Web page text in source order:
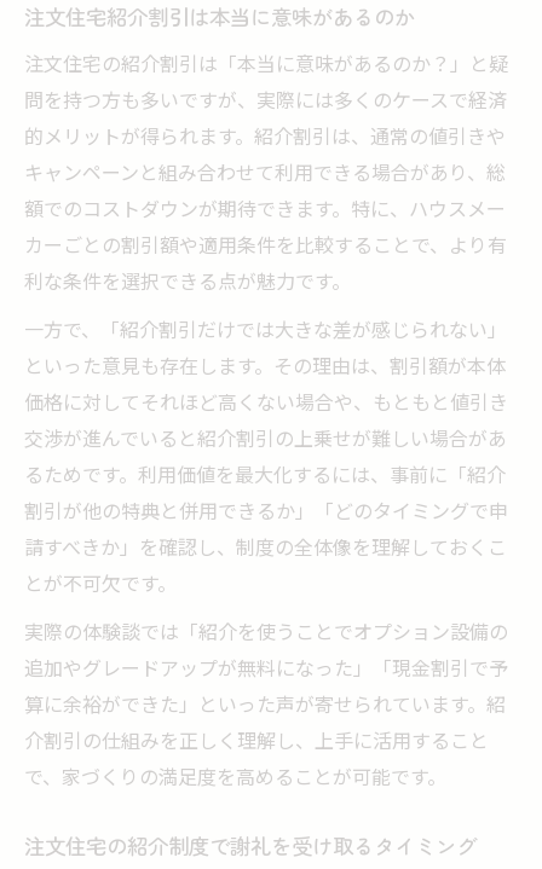
注文住宅紹介割引は本当に意味があるのか
注文住宅の紹介割引は「本当に意味があるのか？」と疑
問を持つ方も多いですが、実際には多くのケースで経済
的メリットが得られます。紹介割引は、通常の値引きや
キャンペーンと組み合わせて利用できる場合があり、総
額でのコストダウンが期待できます。特に、ハウスメー
カーごとの割引額や適用条件を比較することで、より有
利な条件を選択できる点が魅力です。
一方で、「紹介割引だけでは大きな差が感じられない」
といった意見も存在します。その理由は、割引額が本体
価格に対してそれほど高くない場合や、もともと値引き
交渉が進んでいると紹介割引の上乗せが難しい場合があ
るためです。利用価値を最大化するには、事前に「紹介
割引が他の特典と併用できるか」「どのタイミングで申
請すべきか」を確認し、制度の全体像を理解しておくこ
とが不可欠です。
実際の体験談では「紹介を使うことでオプション設備の
追加やグレードアップが無料になった」「現金割引で予
算に余裕ができた」といった声が寄せられています。紹
介割引の仕組みを正しく理解し、上手に活用すること
で、家づくりの満足度を高めることが可能です。
注文住宅の紹介制度で謝礼を受け取るタイミング